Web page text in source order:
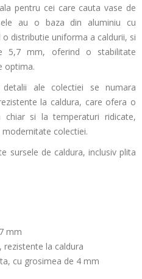
pentru cei care cauta vase de
au o baza din aluminiu cu
distributie uniforma a caldurii, si
5,7 mm, oferind o stabilitate
optima.
ale colectiei se numara
la caldura, care ofera o
chiar si la temperaturi ridicate,
colectiei.
sursele de caldura, inclusiv plita
mm
la caldura
cu grosimea de 4 mm